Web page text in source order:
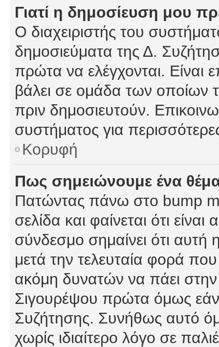
Γιατί η δημοσίευση μου
Ο διαχειριστής του
δημοσιεύματα της Δ.
πρώτα να ελέγχονται. Είναι
βάλει σε ομάδα των οποίων
πριν δημοσιευτούν.
συστήματος για
Κορυφή
Πως σημειώνουμε ένα
Πατώντας πάνω στο bump
σελίδα και φαίνεται ότι
σύνδεσμο σημαίνει ότι αυτή
μετά την τελευταία φορά που
ακόμη δυνατών να πάει
Σιγουρέψου πρώτα όμως εάν
Συζήτησης. Συνήθως αυτό
χωρίς ιδιαίτερο λόγο σε